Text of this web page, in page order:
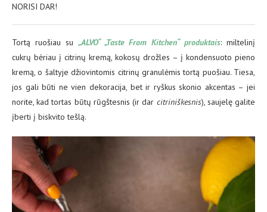
NORISI DAR!
Tortą ruošiau su „ALVO“ „Taste From Kitchen“ produktais: miltelinį
cukrų bėriau į citrinų kremą, kokosų drožles – į kondensuoto pieno
kremą, o šaltyje džiovintomis citrinų granulėmis tortą puošiau. Tiesa,
jos gali būti ne vien dekoracija, bet ir ryškus skonio akcentas – jei
norite, kad tortas būtų rūgštesnis (ir dar citriniškesnis), saujelę galite
įberti į biskvito tešlą.